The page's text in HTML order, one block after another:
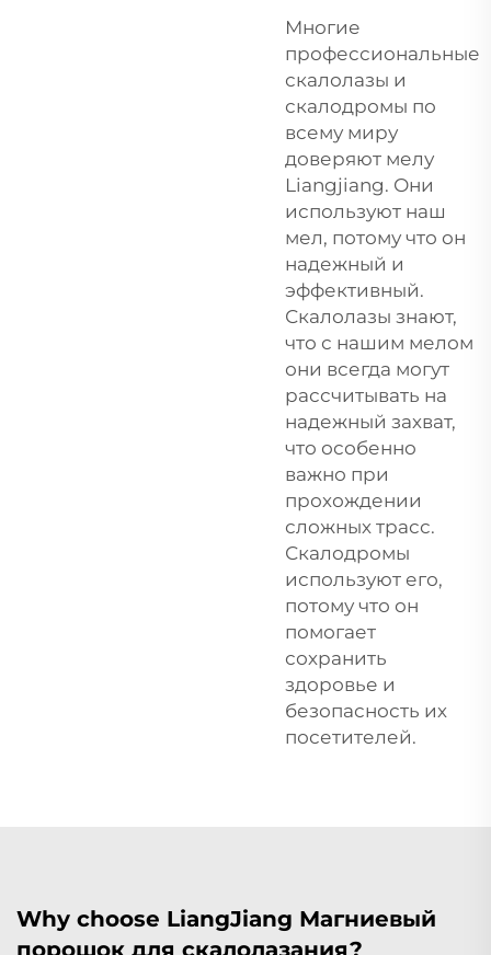
Многие
профессиональные
скалолазы и
скалодромы по
всему миру
доверяют мелу
Liangjiang. Они
используют наш
мел, потому что он
надежный и
эффективный.
Скалолазы знают,
что с нашим мелом
они всегда могут
рассчитывать на
надежный захват,
что особенно
важно при
прохождении
сложных трасс.
Скалодромы
используют его,
потому что он
помогает
сохранить
здоровье и
безопасность их
посетителей.
Why choose LiangJiang Магниевый
порошок для скалолазания?